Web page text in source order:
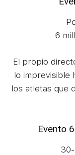
– 6
El propio
lo imprevisible
los atletas que
Evento